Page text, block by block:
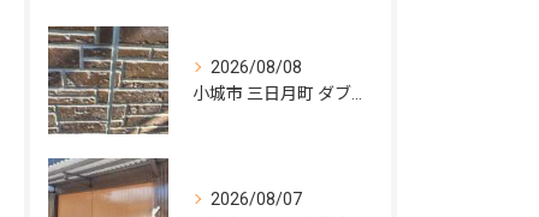
2026/08/08
2026/08/07